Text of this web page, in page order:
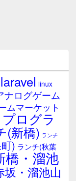
laravel linux
ナログゲーム
ムマーケット
プログラ
(新橋) ランチ
) ランチ(秋葉
橋・溜池
坂・溜池山